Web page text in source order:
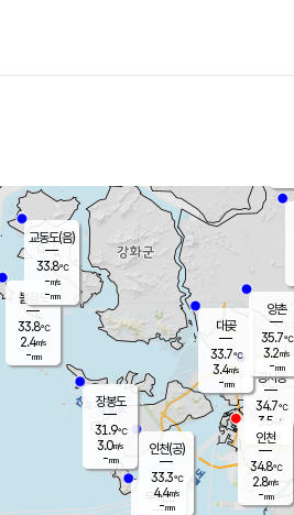
무의도
볼음도
33.8℃
2.4m/s
-mm
장봉도
31.9℃
3.0m/s
-mm
경서동
34.7℃
3.5 m/s
-mm
대곶
33.7℃
3.4m/s
-mm
양촌
35.7℃
3.2m/s
-mm
인천(공)
33.3℃
4.4m/s
-mm
교동도(음)
33.8℃
-m/s
-mm
인천
34.8℃
2.8m/s
-mm